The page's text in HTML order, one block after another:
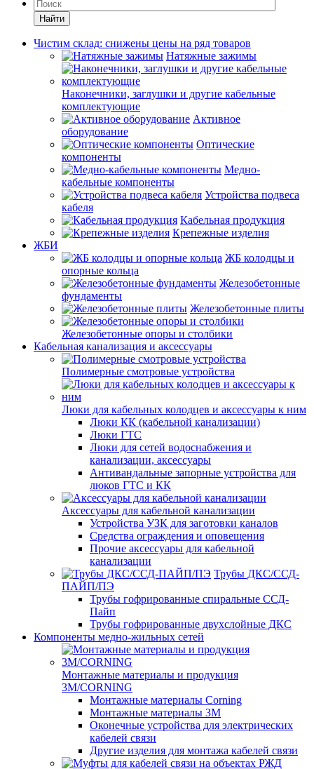
Найти
Чистим склад: снижены цены на ряд товаров
Натяжные зажимы
Наконечники, заглушки и другие кабельные
комплектующие
Активное
оборудование
Оптические
компоненты
Медно-
кабельные компоненты
Устройства подвеса
кабеля
Кабельная продукция
Крепежные изделия
ЖБИ
ЖБ колодцы и
опорные кольца
Железобетонные
фундаменты
Железобетонные плиты
Железобетонные опоры и столбики
Кабельная канализация и аксессуары
Полимерные смотровые устройства
Люки для кабельных колодцев и аксессуары к ним
Люки КК (кабельной канализации)
Люки ГТС
Люки для сетей водоснабжения и
канализации, аксессуары
Антивандальные запорные устройства для
люков ГТС и КК
Аксессуары для кабельной канализации
Устройства УЗК для заготовки каналов
Средства ограждения и оповещения
Прочие аксессуары для кабельной
канализации
Трубы ДКС/ССД-
ПАЙП/ПЭ
Трубы гофрированные спиральные ССД-
Пайп
Трубы гофрированные двухслойные ДКС
Компоненты медно-жильных сетей
Монтажные материалы и продукция
3M/CORNING
Монтажные материалы Corning
Монтажные материалы 3M
Оконечные устройства для электрических
кабелей связи
Другие изделия для монтажа кабелей связи